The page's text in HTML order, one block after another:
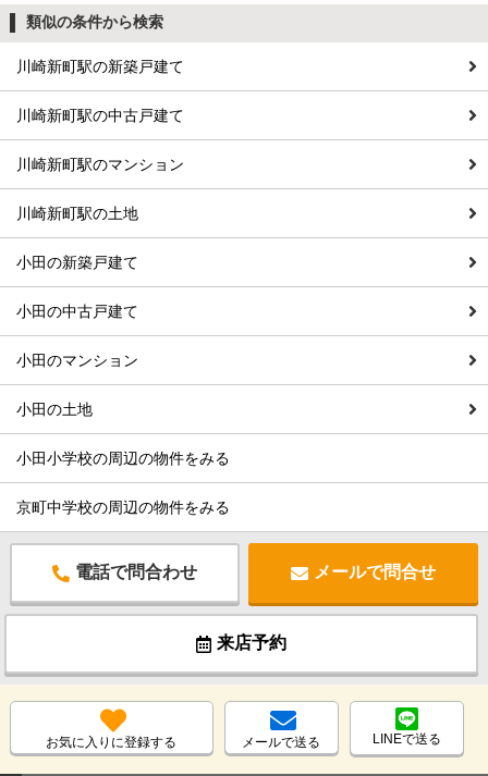
類似の条件から検索
川崎新町駅の新築戸建て
川崎新町駅の中古戸建て
川崎新町駅のマンション
川崎新町駅の土地
小田の新築戸建て
小田の中古戸建て
小田のマンション
小田の土地
小田小学校の周辺の物件をみる
京町中学校の周辺の物件をみる
電話で問合わせ メールで問合せ
来店予約
お気に入りに登録する メールで送る LINEで送る